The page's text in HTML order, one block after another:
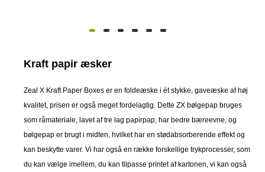
Kraft papir æsker
Zeal X Kraft Paper Boxes er en foldeæske i ét stykke, gaveæske af høj
kvalitet, prisen er også meget fordelagtig. Dette ZX bølgepap bruges
som råmateriale, lavet af tre lag papirpap, har bedre bæreevne, og
bølgepap er brugt i midten, hvilket har en stødabsorberende effekt og
kan beskytte varer. Vi har også en række forskellige trykprocesser, som
du kan vælge imellem, du kan tilpasse printet af kartonen, vi kan også